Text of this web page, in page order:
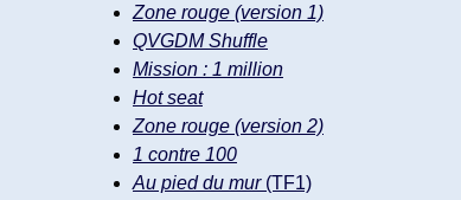
Zone rouge (version 1)
QVGDM Shuffle
Mission : 1 million
Hot seat
Zone rouge (version 2)
1 contre 100
Au pied du mur(TF1)